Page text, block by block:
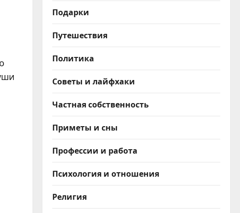
Подарки
Путешествия
Политика
Советы и лайфхаки
Частная собственность
Приметы и сны
Профессии и работа
Психология и отношения
Религия